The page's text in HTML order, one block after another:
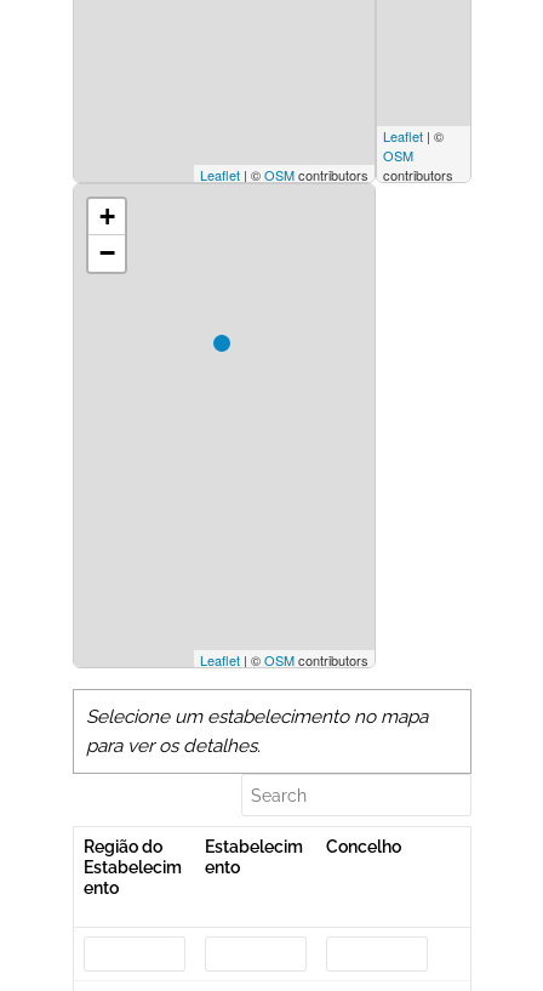
Leaflet| ©OSMcontributors
+
−
Leaflet| ©OSMcontributors
Leaflet| ©
OSM
contributors
Selecione um estabelecimento no mapa
para ver os detalhes.
Região do
Estabelecim
ento
Estabelecim
ento
Concelho